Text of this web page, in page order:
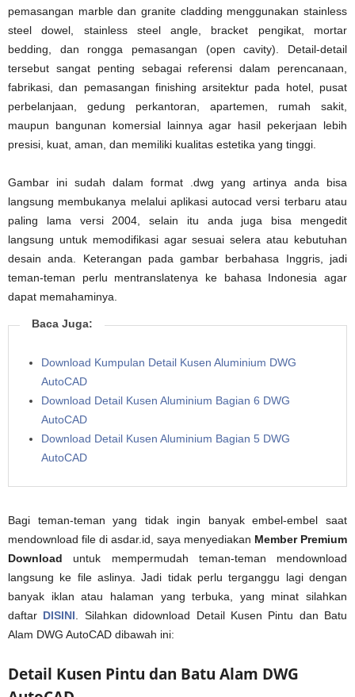
pemasangan marble dan granite cladding menggunakan stainless
steel dowel, stainless steel angle, bracket pengikat, mortar
bedding, dan rongga pemasangan (open cavity). Detail-detail
tersebut sangat penting sebagai referensi dalam perencanaan,
fabrikasi, dan pemasangan finishing arsitektur pada hotel, pusat
perbelanjaan, gedung perkantoran, apartemen, rumah sakit,
maupun bangunan komersial lainnya agar hasil pekerjaan lebih
presisi, kuat, aman, dan memiliki kualitas estetika yang tinggi.
Gambar ini sudah dalam format .dwg yang artinya anda bisa
langsung membukanya melalui aplikasi autocad versi terbaru atau
paling lama versi 2004, selain itu anda juga bisa mengedit
langsung untuk memodifikasi agar sesuai selera atau kebutuhan
desain anda. Keterangan pada gambar berbahasa Inggris, jadi
teman-teman perlu mentranslatenya ke bahasa Indonesia agar
dapat memahaminya.
Baca Juga:
Download Kumpulan Detail Kusen Aluminium DWG
AutoCAD
Download Detail Kusen Aluminium Bagian 6 DWG
AutoCAD
Download Detail Kusen Aluminium Bagian 5 DWG
AutoCAD
Bagi teman-teman yang tidak ingin banyak embel-embel saat
mendownload file di asdar.id, saya menyediakan Member Premium
Download untuk mempermudah teman-teman mendownload
langsung ke file aslinya. Jadi tidak perlu terganggu lagi dengan
banyak iklan atau halaman yang terbuka, yang minat silahkan
daftar DISINI . Silahkan didownload Detail Kusen Pintu dan Batu
Alam DWG AutoCAD dibawah ini:
Detail Kusen Pintu dan Batu Alam DWG